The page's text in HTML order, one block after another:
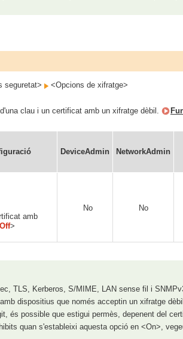
seguretat> <Opcions de xifratge>
clau i un certificat amb un xifratge dèbil.
DeviceAdmin NetworkAdmin
amb
Off>
No No
TLS, Kerberos, S/MIME, LAN sense fil i
dispositius que només acceptin un xifratge
és possible que estigui permès, depenent del
quan s'estableixi aquesta opció en <On>,